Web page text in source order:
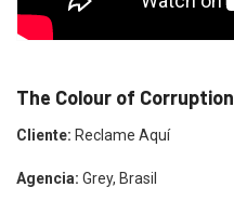
The Colour of Corruption
Cliente: Reclame Aquí
Agencia: Grey, Brasil